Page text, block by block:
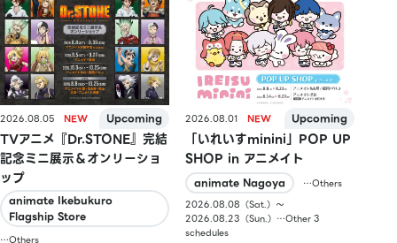
2026.08.05
TVアニメ『Dr.STONE』完結
記念ミニ展示＆オンリーショ
ップ
animate Ikebukuro
Flagship Store
…Others
2026.08.01
「いれいすminini」POP UP
SHOP in アニメイト
animate Nagoya
…Others
2026.08.08（Sat.）〜
2026.08.23（Sun.）…Other 3
schedules